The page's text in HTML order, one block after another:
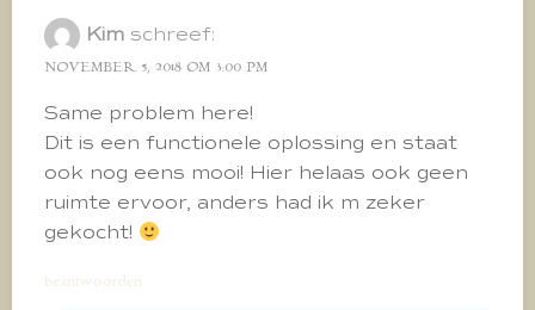
Kim schreef:
NOVEMBER 5, 2018 OM 3:00 PM
Same problem here!
Dit is een functionele oplossing en staat
ook nog eens mooi! Hier helaas ook geen
ruimte ervoor, anders had ik m zeker
gekocht!
beantwoorden